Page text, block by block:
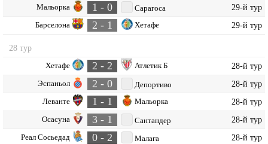
Мальорка 1 - 0 Сарагоса 29-й тур
Барселона 2 - 1 Хетафе 29-й тур
28 тур
Хетафе 2 - 2 Атлетик Б 28-й тур
Эспаньол 2 - 0 Депортиво 28-й тур
Леванте 1 - 1 Мальорка 28-й тур
Осасуна 3 - 1 Сантандер 28-й тур
Реал Сосьедад 0 - 2 Малага 28-й тур